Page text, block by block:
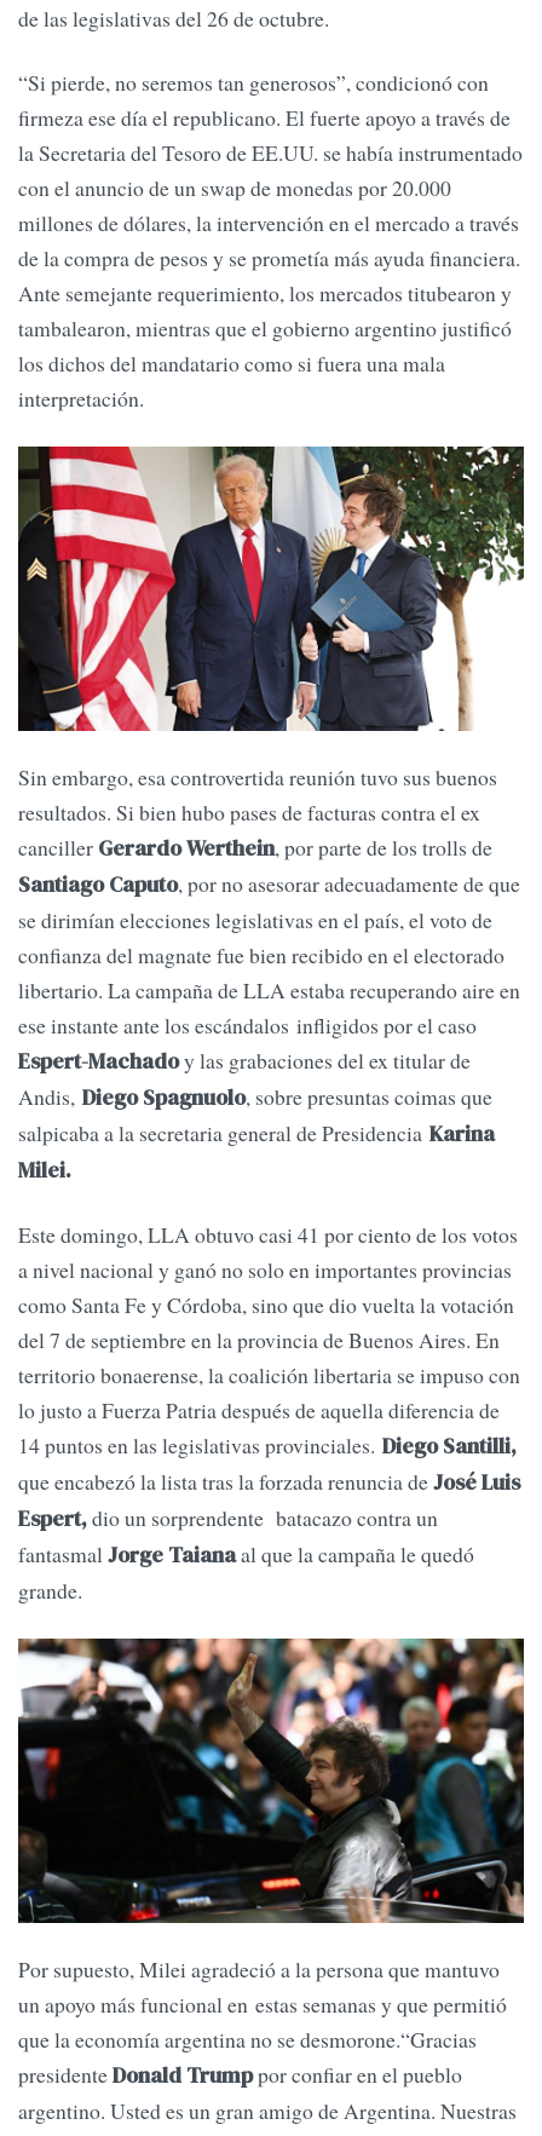
de las legislativas del 26 de octubre.
“Si pierde, no seremos tan generosos”, condicionó con
firmeza ese día el republicano. El fuerte apoyo a través de
la Secretaria del Tesoro de EE.UU. se había instrumentado
con el anuncio de un swap de monedas por 20.000
millones de dólares, la intervención en el mercado a través
de la compra de pesos y se prometía más ayuda financiera.
Ante semejante requerimiento, los mercados titubearon y
tambalearon, mientras que el gobierno argentino justificó
los dichos del mandatario como si fuera una mala
interpretación.
Sin embargo, esa controvertida reunión tuvo sus buenos
resultados. Si bien hubo pases de facturas contra el ex
canciller Gerardo Werthein, por parte de los trolls de
Santiago Caputo, por no asesorar adecuadamente de que
se dirimían elecciones legislativas en el país, el voto de
confianza del magnate fue bien recibido en el electorado
libertario. La campaña de LLA estaba recuperando aire en
ese instante ante los escándalos infligidos por el caso
Espert-Machadoy las grabaciones del ex titular de
Andis, Diego Spagnuolo, sobre presuntas coimas que
salpicaba a la secretaria general de Presidencia Karina
Milei.
Este domingo, LLA obtuvo casi 41 por ciento de los votos
a nivel nacional y ganó no solo en importantes provincias
como Santa Fe y Córdoba, sino que dio vuelta la votación
del 7 de septiembre en la provincia de Buenos Aires. En
territorio bonaerense, la coalición libertaria se impuso con
lo justo a Fuerza Patria después de aquella diferencia de
14 puntos en las legislativas provinciales. Diego Santilli,
que encabezó la lista tras la forzada renuncia deJosé Luis
Espert,dio un sorprendente batacazo contra un
fantasmalJorge Taianaal que la campaña le quedó
grande.
Por supuesto, Milei agradeció a la persona que mantuvo
un apoyo más funcional en estas semanas y que permitió
que la economía argentina no se desmorone.“Gracias
presidenteDonald Trumppor confiar en el pueblo
argentino. Usted es un gran amigo de Argentina. Nuestras